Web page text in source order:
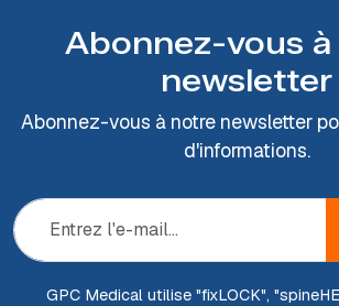
Abonnez-vous
newsletter
Abonnez-vous à notre newsletter
d'informations.
GPC Medical utilise "fixLOCK", "spine